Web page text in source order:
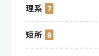
理系 7
短所 9